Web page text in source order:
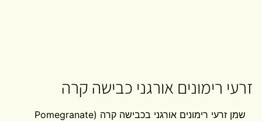
זרעי רימונים אורגני כבישה קרה
שמן זרעי רימונים אורגני בכבישה קרה (Pomegranate